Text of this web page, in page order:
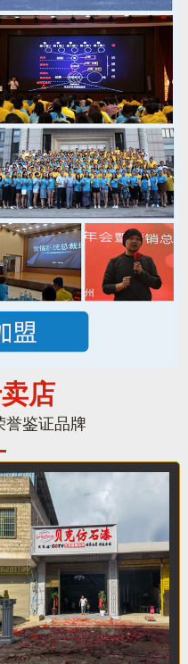
店
誉鉴证品牌